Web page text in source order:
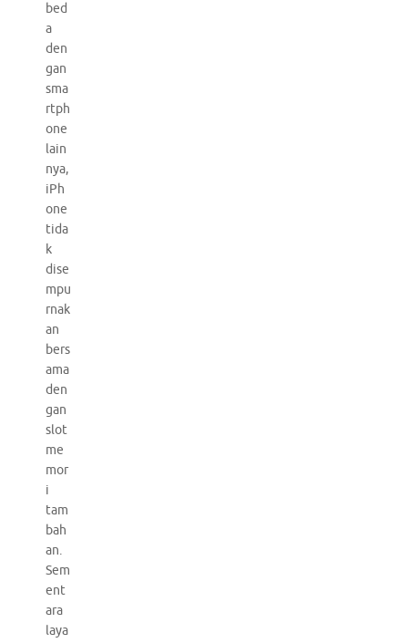
bed
a
den
gan
sma
rtph
one
lain
nya,
iPh
one
tida
k
dise
mpu
rnak
an
bers
ama
den
gan
slot
me
mor
i
tam
bah
an.
Sem
ent
ara
laya